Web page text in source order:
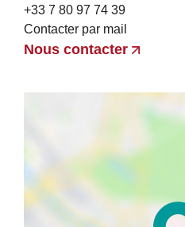
+33 7 80 97 74 39
Contacter par mail
Nous contacter